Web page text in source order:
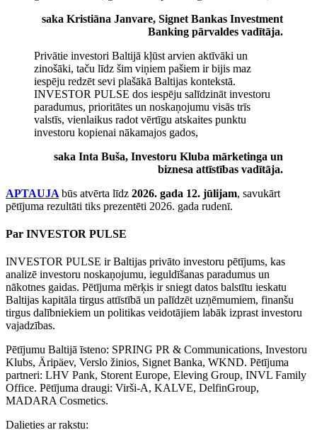
saka Kristiāna Janvare, Signet Bankas Investment
Banking pārvaldes vadītāja.
Privātie investori Baltijā kļūst arvien aktīvāki un
zinošāki, taču līdz šim viņiem pašiem ir bijis maz
iespēju redzēt sevi plašākā Baltijas kontekstā.
INVESTOR PULSE dos iespēju salīdzināt investoru
paradumus, prioritātes un noskaņojumu visās trīs
valstīs, vienlaikus radot vērtīgu atskaites punktu
investoru kopienai nākamajos gados,
saka Inta Buša, Investoru Kluba mārketinga un
biznesa attīstības vadītāja.
APTAUJA būs atvērta līdz 2026. gada 12. jūlijam, savukārt
pētījuma rezultāti tiks prezentēti 2026. gada rudenī.
Par INVESTOR PULSE
INVESTOR PULSE ir Baltijas privāto investoru pētījums, kas
analizē investoru noskaņojumu, ieguldīšanas paradumus un
nākotnes gaidas. Pētījuma mērķis ir sniegt datos balstītu ieskatu
Baltijas kapitāla tirgus attīstībā un palīdzēt uzņēmumiem, finanšu
tirgus dalībniekiem un politikas veidotājiem labāk izprast investoru
vajadzības.
Pētījumu Baltijā īsteno: SPRING PR & Communications, Investoru
Klubs, Äripäev, Verslo žinios, Signet Banka, WKND. Pētījuma
partneri: LHV Pank, Storent Europe, Eleving Group, INVL Family
Office. Pētījuma draugi: Virši-A, KALVE, DelfinGroup,
MADARA Cosmetics.
Dalieties ar rakstu: